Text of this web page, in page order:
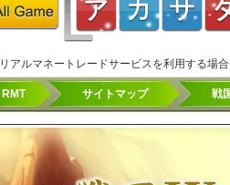
リアルマネートレードサービスを利用する場
RMT サイトマップ 戦